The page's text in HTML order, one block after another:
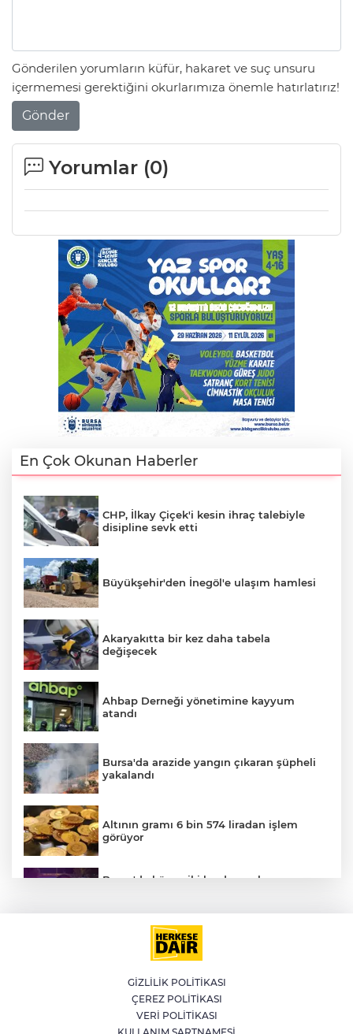
Gönderilen yorumların küfür, hakaret ve suç unsuru
içermemesi gerektiğini okurlarımıza önemle hatırlatırız!
Gönder
Yorumlar (0)
En Çok Okunan Haberler
CHP, İlkay Çiçek'i kesin ihraç talebiyle
disipline sevk etti
Büyükşehir'den İnegöl'e ulaşım hamlesi
Akaryakıtta bir kez daha tabela
değişecek
Ahbap Derneği yönetimine kayyum
atandı
Bursa'da arazide yangın çıkaran şüpheli
yakalandı
Altının gramı 6 bin 574 liradan işlem
görüyor
Bursa'da küsen iki kardeş, onları
Muğla'da 4.1 büyüklüğünde deprem
YILDIRIM’DA ÇOCUKLAR HEM
ÖĞRENİYOR HEM EĞLENİYOR
GİZLİLİK POLİTİKASI
ÇEREZ POLİTİKASI
VERİ POLİTİKASI